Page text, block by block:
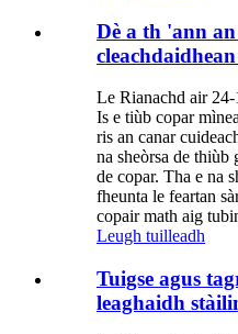
Dè a th 'ann
Le Rianachd air 24-
Is e tiùb copar
ris an canar
na sheòrsa de thiùb
de copar. Tha e na
fheunta le feartan
copair math aig
Leugh tuilleadh
Tuigse agus
leaghaidh